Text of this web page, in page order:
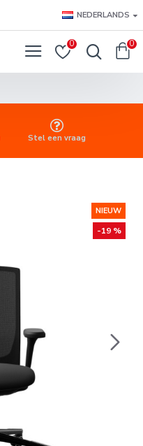
NEDERLANDS
0 0
Stel een vraag
NIEUW
-19 %